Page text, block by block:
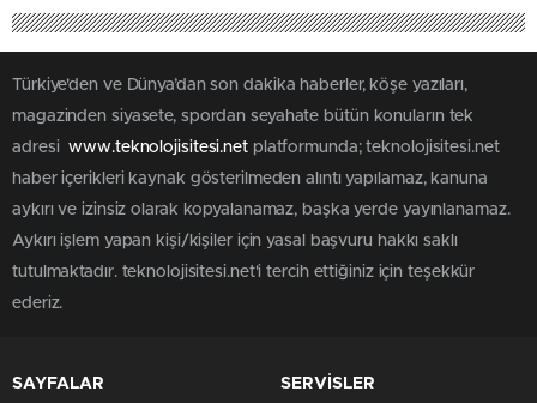
Türkiye'den ve Dünya’dan son dakika haberler, köşe yazıları,
magazinden siyasete, spordan seyahate bütün konuların tek
adresiwww.teknolojisitesi.netplatformunda; teknolojisitesi.net
haber içerikleri kaynak gösterilmeden alıntı yapılamaz, kanuna
aykırı ve izinsiz olarak kopyalanamaz, başka yerde yayınlanamaz.
Aykırı işlem yapan kişi/kişiler için yasal başvuru hakkı saklı
tutulmaktadır. teknolojisitesi.net'i tercih ettiğiniz için teşekkür
ederiz.
SAYFALAR SERVİSLER